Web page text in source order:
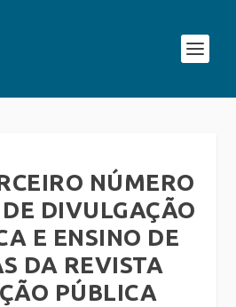
NÚMERO
DIVULGAÇÃO
E ENSINO DE
DA REVISTA
PÚBLICA